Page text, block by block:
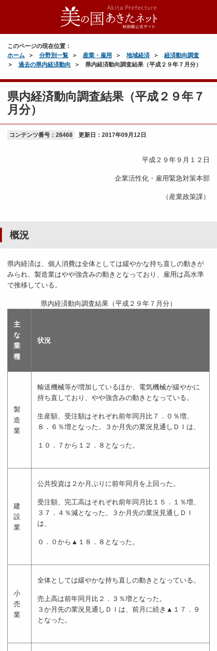
このページの現在位置：
ホーム
分野別一覧 産業・雇用 地域経済
経済動向調査
過去の県内経済動向
県内経済動向調査結果（平成２９年７月分）
県内経済動向調査結果（平成２９年７
月分）
コンテンツ番号：28468 更新日： 2017年09月12日
平成２９年９月１２日
企業活性化・雇用緊急対策本部
（産業政策課）
概況
県内経済は、個人消費は全体としては緩やかな持ち直しの動きが
みられ、製造業はやや強含みの動きとなっており、雇用は高水準
で推移している。
主
な
業
種
状況
県内経済動向調査結果（平成２９年７月分）
製
造
業
輸送機械等が増加しているほか、電気機械が緩やかに
持ち直しており、やや強含みの動きとなっている。
生産額、受注額はそれぞれ前年同月比７．０％増、
８．６％増となった。３か月先の業況見通しＤＩは、
１０．７から１２．８となった。
建
設
業
公共投資は２か月ぶりに前年同月を上回った。
受注額、完工高はそれぞれ前年同月比１５．１％増、
３７．４％減となった。３か月先の業況見通しＤＩ
は、
０．０から▲１８．８となった。
小
売
業
全体としては緩やかな持ち直しの動きとなっている。
売上高は前年同月比２．３％増となった。
３か月先の業況見通しＤＩは、前月に続き▲１７．９
となった。